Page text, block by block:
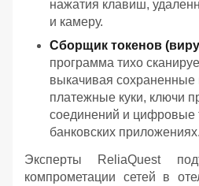
нажатия клавиш,
и камеру.
Сборщик токенов
программа тихо
выкачивая сохраненные
платежные куки, ключи
соединений и цифровые
банковских приложениях.
Эксперты ReliaQuest
компрометации сетей в